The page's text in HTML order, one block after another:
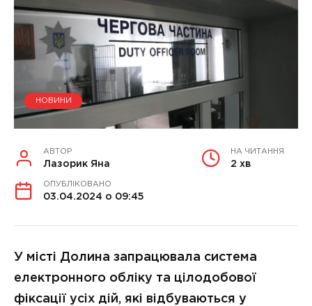
НОВИНИ
АВТОР
Лазорик Яна
НА ЧИТАННЯ
2 хв
ОПУБЛІКОВАНО
03.04.2024 о 09:45
У місті Долина запрацювала система
електронного обліку та цілодобової
фіксації усіх дій, які відбуваються у